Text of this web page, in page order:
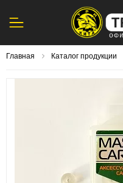
Главная Каталог продукции